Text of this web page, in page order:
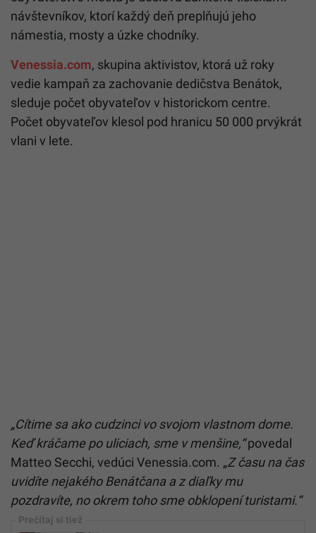
návštevníkov, ktorí každý deň preplňujú jeho
námestia, mosty a úzke chodníky.
Venessia.com, skupina aktivistov, ktorá už roky
vedie kampaň za zachovanie dedičstva Benátok,
sleduje počet obyvateľov v historickom centre.
Počet obyvateľov klesol pod hranicu 50 000 prvýkrát
vlani v lete.
„Cítime sa ako cudzinci vo svojom vlastnom dome.
Keď kráčame po uliciach, sme v menšine,“povedal
Matteo Secchi, vedúci Venessia.com. „Z času na čas
uvidíte nejakého Benátčana a z diaľky mu
pozdravíte, no okrem toho sme obklopení turistami.“